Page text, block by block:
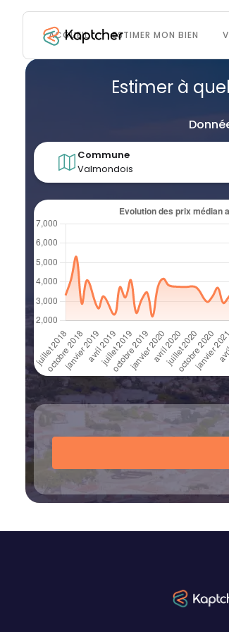
ACCUEIL ESTIMER MON BIEN
Estimer à
Commune
Valmondois